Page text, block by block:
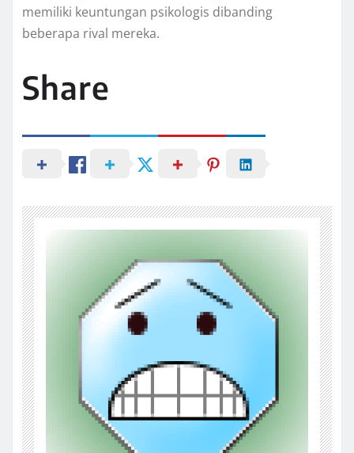
memiliki keuntungan psikologis dibanding
beberapa rival mereka.
Share